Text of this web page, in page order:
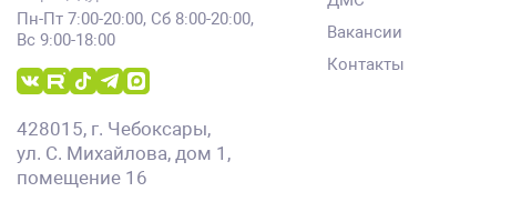
Пн-Пт 7:00-20:00, Сб 8:00-20:00,
Вс 9:00-18:00
428015, г. Чебоксары,
ул. С. Михайлова, дом 1,
помещение 16
Вакансии
Контакты